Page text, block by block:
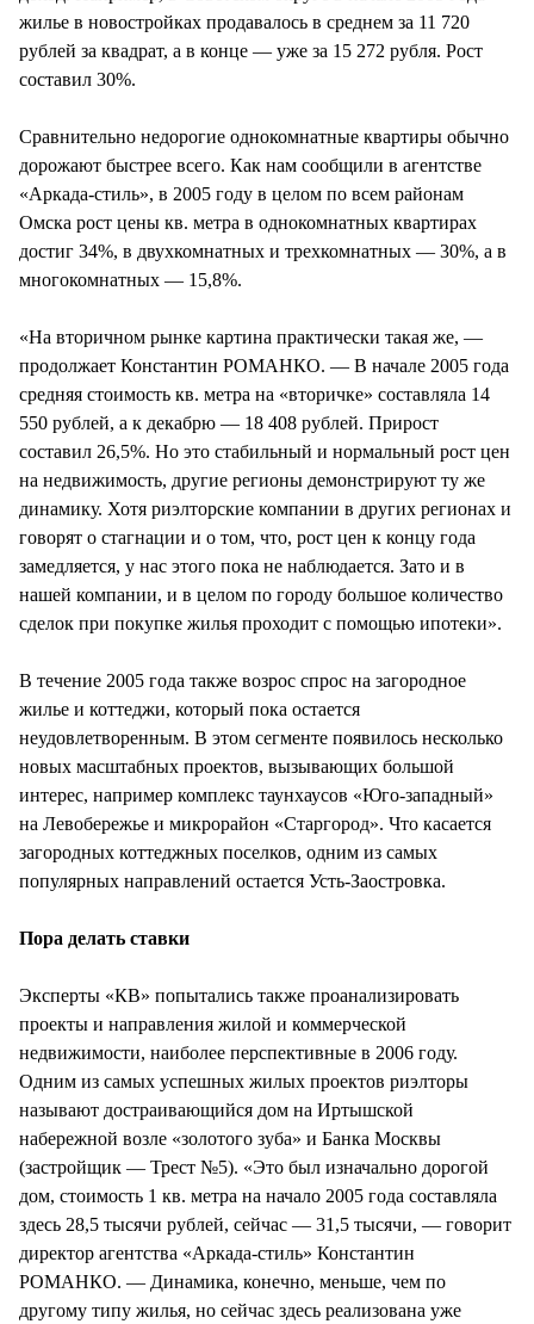
жилье в новостройках продавалось в среднем за 11 720
рублей за квадрат, а в конце — уже за 15 272 рубля. Рост
составил 30%.
Сравнительно недорогие однокомнатные квартиры обычно
дорожают быстрее всего. Как нам сообщили в агентстве
«Аркада-стиль», в 2005 году в целом по всем районам
Омска рост цены кв. метра в однокомнатных квартирах
достиг 34%, в двухкомнатных и трехкомнатных — 30%, а в
многокомнатных — 15,8%.
«На вторичном рынке картина практически такая же, —
продолжает Константин РОМАНКО. — В начале 2005 года
средняя стоимость кв. метра на «вторичке» составляла 14
550 рублей, а к декабрю — 18 408 рублей. Прирост
составил 26,5%. Но это стабильный и нормальный рост цен
на недвижимость, другие регионы демонстрируют ту же
динамику. Хотя риэлторские компании в других регионах и
говорят о стагнации и о том, что, рост цен к концу года
замедляется, у нас этого пока не наблюдается. Зато и в
нашей компании, и в целом по городу большое количество
сделок при покупке жилья проходит с помощью ипотеки».
В течение 2005 года также возрос спрос на загородное
жилье и коттеджи, который пока остается
неудовлетворенным. В этом сегменте появилось несколько
новых масштабных проектов, вызывающих большой
интерес, например комплекс таунхаусов «Юго-западный»
на Левобережье и микрорайон «Старгород». Что касается
загородных коттеджных поселков, одним из самых
популярных направлений остается Усть-Заостровка.
Пора делать ставки
Эксперты «КВ» попытались также проанализировать
проекты и направления жилой и коммерческой
недвижимости, наиболее перспективные в 2006 году.
Одним из самых успешных жилых проектов риэлторы
называют достраивающийся дом на Иртышской
набережной возле «золотого зуба» и Банка Москвы
(застройщик — Трест №5). «Это был изначально дорогой
дом, стоимость 1 кв. метра на начало 2005 года составляла
здесь 28,5 тысячи рублей, сейчас — 31,5 тысячи, — говорит
директор агентства «Аркада-стиль» Константин
РОМАНКО. — Динамика, конечно, меньше, чем по
другому типу жилья, но сейчас здесь реализована уже